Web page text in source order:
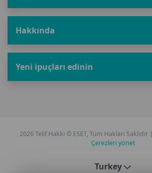
Hakkında
Yeni ipuçları edinin
2026 Telif Hakkı © ESET, Tüm Hakları Saklıdır |
Çerezleri yönet
Turkey